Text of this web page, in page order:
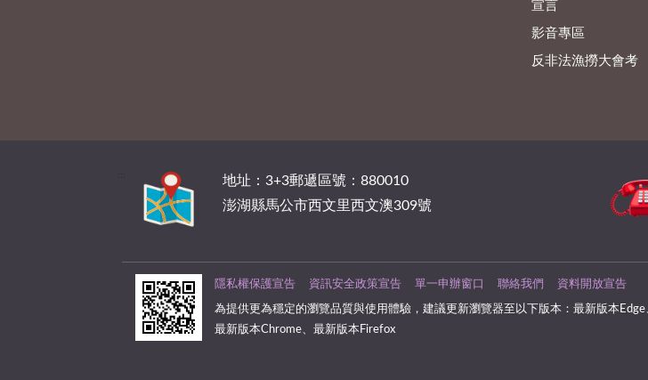
宣言
影音專區
反非法漁撈大會考
地址：3+3郵遞區號：880010
澎湖縣馬公市西文里西文澳309號
隱私權保護宣告 資訊安全政策宣告 單一申辦窗口 聯絡我們 資料開放宣告
為提供更為穩定的瀏覽品質與使用體驗，建議更新瀏覽器至以下版本：最新版本Edge
最新版本Chrome、最新版本Firefox